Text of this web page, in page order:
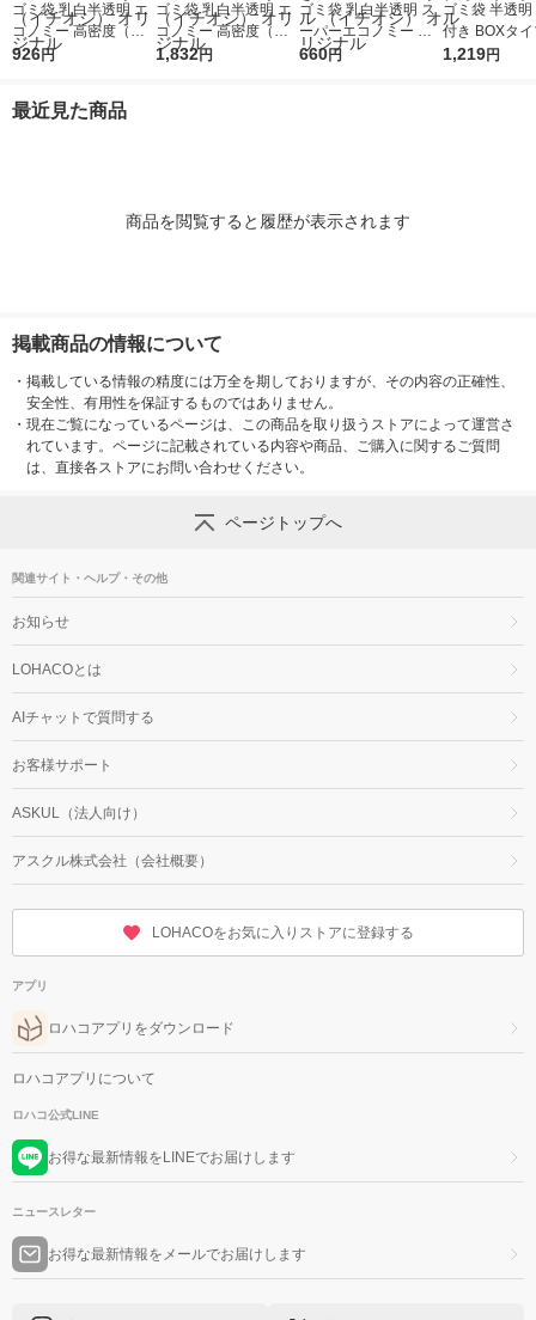
ゴミ袋 乳白半透明 エ
コノミー 高密度（薄
手 カサカサ）45L 詰
ル（イチオシ） オリ
926円
ゴミ袋 乳白半透明 エ
コノミー 高密度（薄
手 カサカサ）45L 詰
1,832円
ゴミ袋 乳白半透明 ス
ーパーエコノミー 省
資源タイプ（薄手 カ
660円
ゴミ袋 半透
付き BOXタ
厚さ
1,219円
最近見た商品
商品を閲覧すると履歴が表示されます
掲載商品の情報について
・ 掲載している情報の精度には万全を期しておりますが、その内容の正確性、
安全性、有用性を保証するものではありません。
・ 現在ご覧になっているページは、この商品を取り扱うストアによって運営さ
れています。ページに記載されている内容や商品、ご購入に関するご質問
は、直接各ストアにお問い合わせください。
ページトップへ
関連サイト・ヘルプ・その他
お知らせ
LOHACOとは
AIチャットで質問する
お客様サポート
ASKUL（法人向け）
アスクル株式会社（会社概要）
LOHACOをお気に入りストアに登録する
アプリ
ロハコアプリをダウンロード
ロハコアプリについて
ロハコ公式LINE
お得な最新情報をLINEでお届けします
ニュースレター
お得な最新情報をメールでお届けします